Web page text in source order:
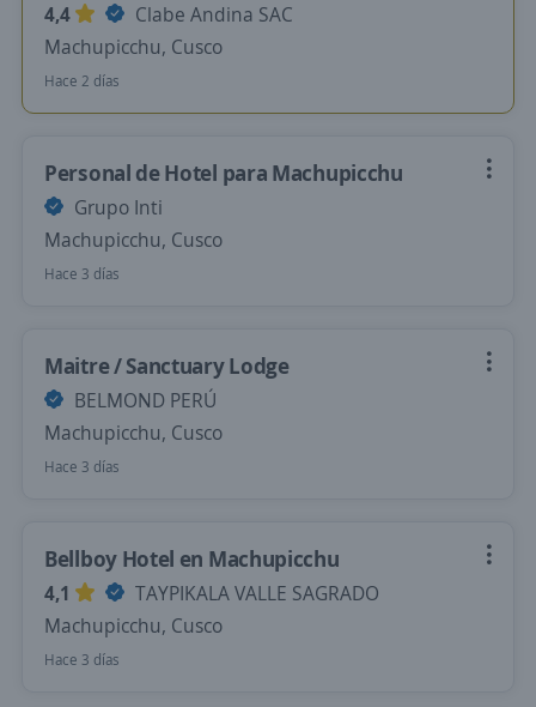
4,4
Clabe Andina SAC
Machupicchu, Cusco
Hace 2 días
Personal de Hotel para Machupicchu
Grupo Inti
Machupicchu, Cusco
Hace 3 días
Maitre / Sanctuary Lodge
BELMOND PERÚ
Machupicchu, Cusco
Hace 3 días
Bellboy Hotel en Machupicchu
4,1
TAYPIKALA VALLE SAGRADO
Machupicchu, Cusco
Hace 3 días